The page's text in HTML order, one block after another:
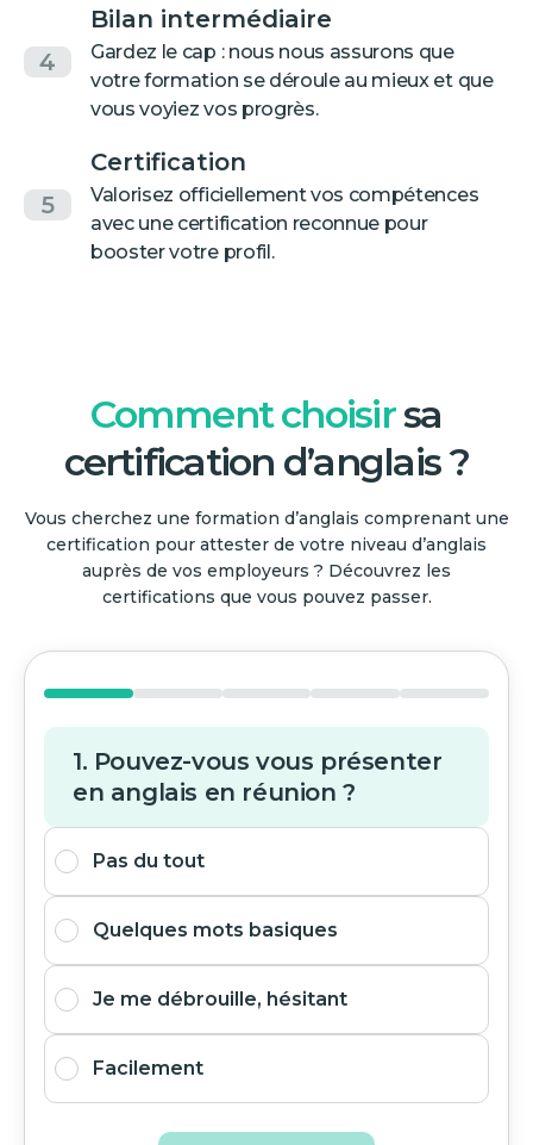
4
Bilan intermédiaire
Gardez le cap : nous nous assurons que
votre formation se déroule au mieux et que
vous voyiez vos progrès.
5
Certification
Valorisez officiellement vos compétences
avec une certification reconnue pour
booster votre profil.
Comment choisirsa
certification d’anglais ?
Vous cherchez une formation d’anglais comprenant une
certification pour attester de votre niveau d’anglais
auprès de vos employeurs ? Découvrez les
certifications que vous pouvez passer.
1. Pouvez-vous vous présenter
en anglais en réunion ?
Pas du tout
Quelques mots basiques
Je me débrouille, hésitant
Facilement